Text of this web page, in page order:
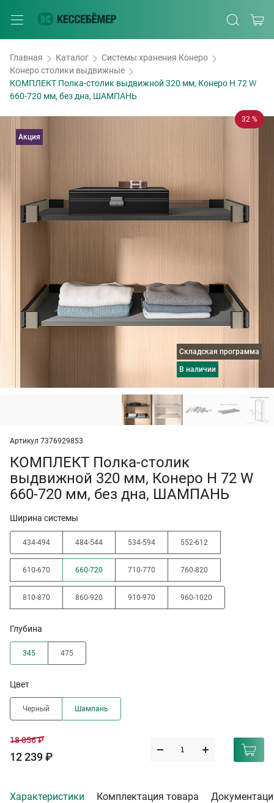
Главная Каталог
Системы хранения Конеро
Конеро столики выдвижные
КОМПЛЕКТ Полка-столик выдвижной 320 мм, Конеро H 72 W
660-720 мм, без дна, ШАМПАНЬ
32 %
Складская программа
в наличии
Акция
Артикул 7376929853
КОМПЛЕКТ Полка-столик
выдвижной 320 мм, Конеро H 72 W
660-720 мм, без дна, ШАМПАНЬ
Ширина системы
434-494 484-544 534-594 552-612
610-670 660-720 710-770 760-820
810-870 860-920 910-970 960-1020
Глубина
345 475
Цвет
Черный Шампань
18 056 ₽
12 239 ₽
Характеристики Комплектация товара